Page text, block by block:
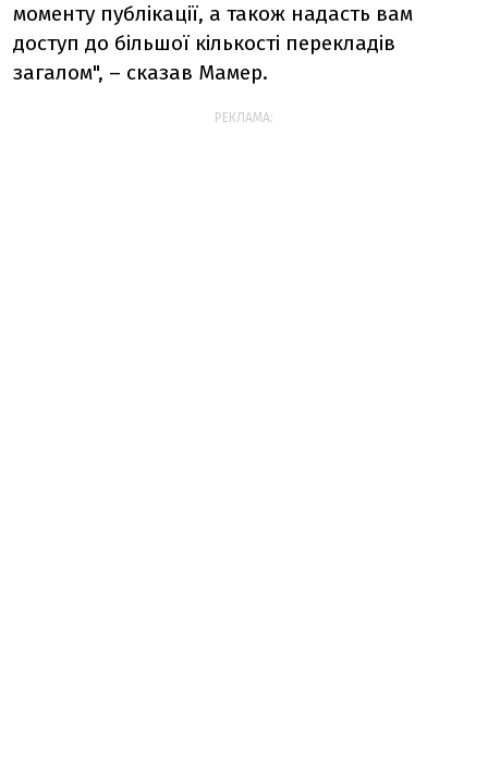
моменту публікації, а також надасть вам
доступ до більшої кількості перекладів
загалом", – сказав Мамер.
РЕКЛАМА: